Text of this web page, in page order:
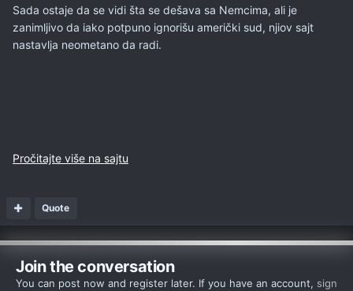
Sada ostaje da se vidi šta se dešava sa Nemcima, ali je
zanimljivo da iako potpuno ignorišu američki sud, njiov sajt
nastavlja neometano da radi.
Pročitajte više na sajtu
Quote
Join the conversation
You can post now and register later. If you have an account, sign